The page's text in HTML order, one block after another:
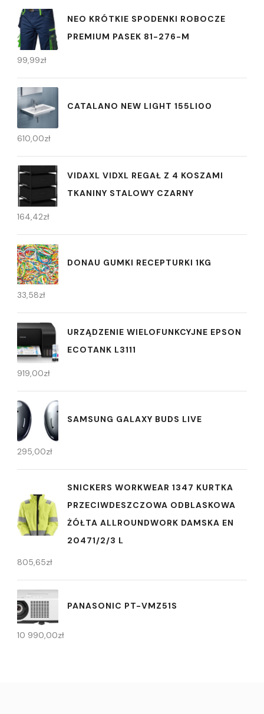
NEO KRÓTKIE SPODENKI ROBOCZE
PREMIUM PASEK 81-276-M
99,99zł
CATALANO NEW LIGHT 155LI00
610,00zł
VIDAXL VIDXL REGAŁ Z 4 KOSZAMI
TKANINY STALOWY CZARNY
164,42zł
DONAU GUMKI RECEPTURKI 1KG
33,58zł
URZĄDZENIE WIELOFUNKCYJNE EPSON
ECOTANK L3111
919,00zł
SAMSUNG GALAXY BUDS LIVE
295,00zł
SNICKERS WORKWEAR 1347 KURTKA
PRZECIWDESZCZOWA ODBLASKOWA
ŻÓŁTA ALLROUNDWORK DAMSKA EN
20471/2/3 L
805,65zł
PANASONIC PT-VMZ51S
10 990,00zł